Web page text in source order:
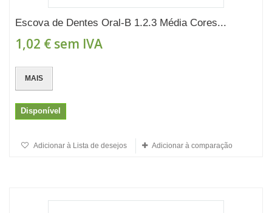
Escova de Dentes Oral-B 1.2.3 Média Cores...
1,02 € sem IVA
MAIS
Disponível
Adicionar à Lista de desejos Adicionar à comparação